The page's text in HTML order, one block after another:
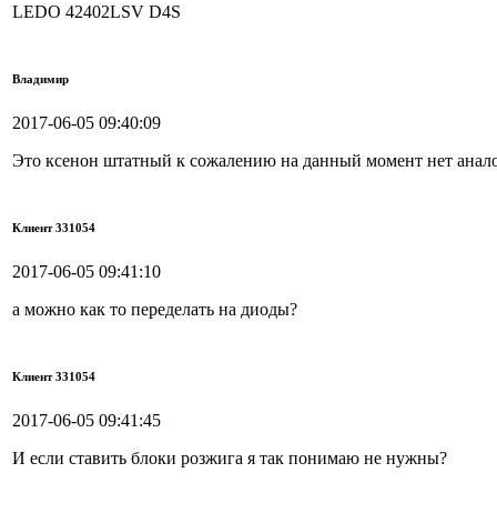
LEDO 42402LSV D4S
Владимир
2017-06-05 09:40:09
Это ксенон штатный к сожалению на данный момент нет
Клиент 331054
2017-06-05 09:41:10
а можно как то переделать на диоды?
Клиент 331054
2017-06-05 09:41:45
И если ставить блоки розжига я так понимаю не нужны?